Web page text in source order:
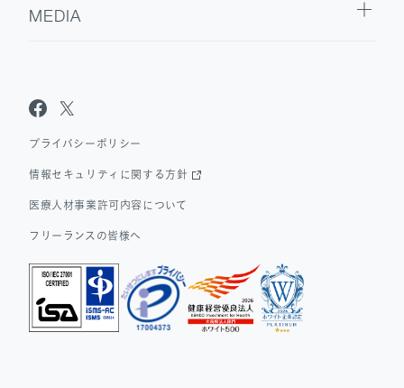
MEDIA
Dr.アルなび
プライバシーポリシー
情報セキュリティに関する方針
医療人材事業許可内容について
フリーランスの皆様へ